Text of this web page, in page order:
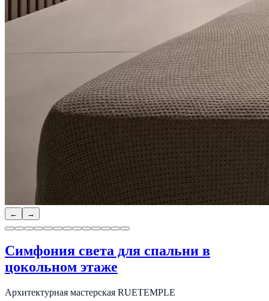
← →
Симфония света для спальни в
цокольном этаже
Архитектурная мастерская RUETEMPLE